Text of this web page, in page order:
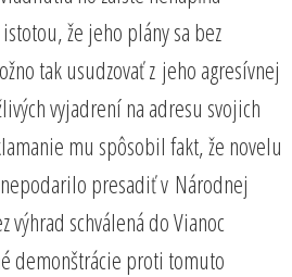
že jeho plány sa bez
tak usudzovať z jeho agresívnej
vyjadrení na adresu svojich
mu spôsobil fakt, že novelu
presadiť v Národnej
výhrad schválená do Vianoc
demonštrácie proti tomuto